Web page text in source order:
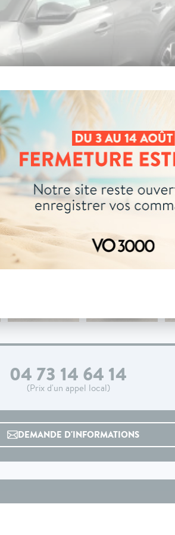
04 73 14 64 14
(Prix d'un appel local)
DEMANDE D'INFORMATIONS